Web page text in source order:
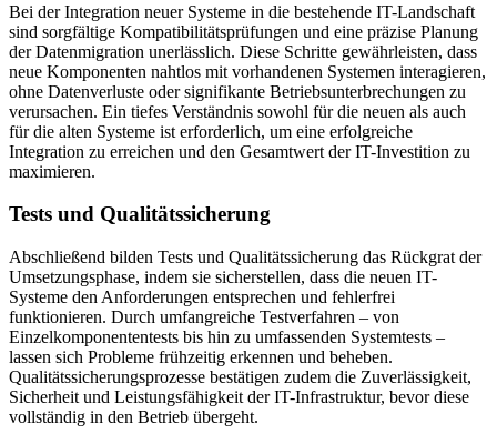
Bei der Integration neuer Systeme in die bestehende IT-Landschaft
sind sorgfältige Kompatibilitätsprüfungen und eine präzise Planung
der Datenmigration unerlässlich. Diese Schritte gewährleisten, dass
neue Komponenten nahtlos mit vorhandenen Systemen interagieren,
ohne Datenverluste oder signifikante Betriebsunterbrechungen zu
verursachen. Ein tiefes Verständnis sowohl für die neuen als auch
für die alten Systeme ist erforderlich, um eine erfolgreiche
Integration zu erreichen und den Gesamtwert der IT-Investition zu
maximieren.
Tests und Qualitätssicherung
Abschließend bilden Tests und Qualitätssicherung das Rückgrat der
Umsetzungsphase, indem sie sicherstellen, dass die neuen IT-
Systeme den Anforderungen entsprechen und fehlerfrei
funktionieren. Durch umfangreiche Testverfahren – von
Einzelkomponententests bis hin zu umfassenden Systemtests –
lassen sich Probleme frühzeitig erkennen und beheben.
Qualitätssicherungsprozesse bestätigen zudem die Zuverlässigkeit,
Sicherheit und Leistungsfähigkeit der IT-Infrastruktur, bevor diese
vollständig in den Betrieb übergeht.